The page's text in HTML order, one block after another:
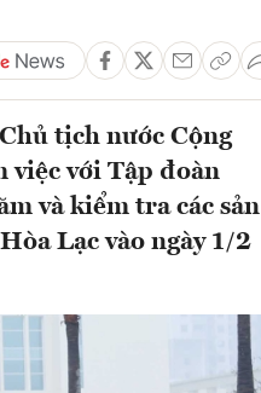
tịch nước Cộng
việc với Tập đoàn
và kiểm tra các sản
Lạc vào ngày 1/2